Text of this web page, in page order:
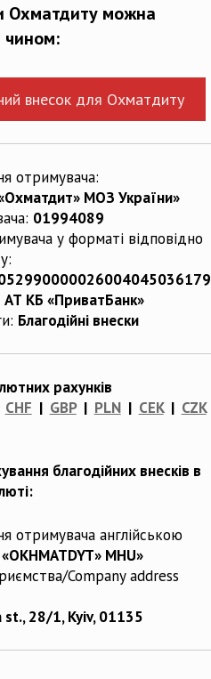
Охматдиту можна
чином:
внесок для Охматдиту
отримувача:
МОЗ України»
01994089
у форматі відповідно
АТ КБ «ПриватБанк»
Благодійні внески
рахунків
CHF | GBP| PLN| CEK| CZK
благодійних внесків в
отримувача англійською
MHU»
Company address
st., 28/1, Kyiv, 01135